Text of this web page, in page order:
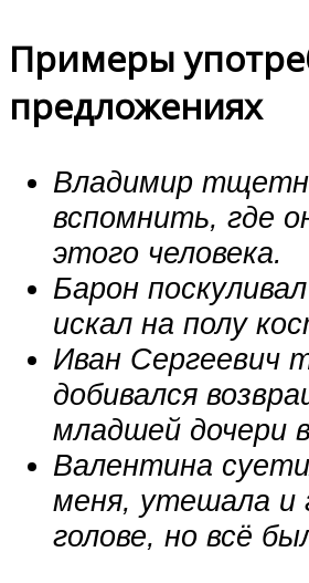
Примеры
предложениях
Владимир
вспомнить, где
этого человека.
Барон
искал на полу
Иван Сергеевич
добивался
младшей дочери
Валентина
меня, утешала и
голове, но всё